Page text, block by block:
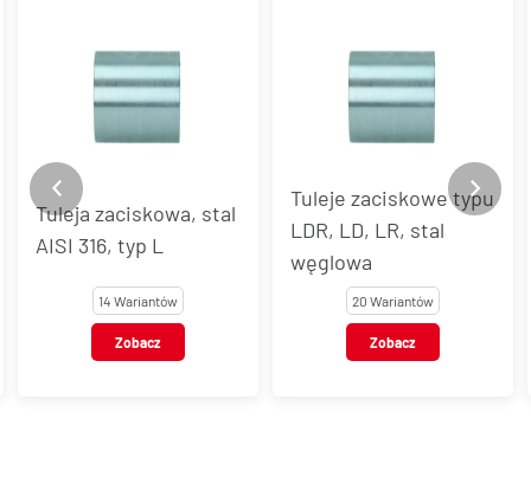
Tuleja zaciskowa, stal
AISI 316, typ L
14 Wariantów
Zobacz
Tuleje zaciskowe typu
LDR, LD, LR, stal
węglowa
20 Wariantów
Zobacz